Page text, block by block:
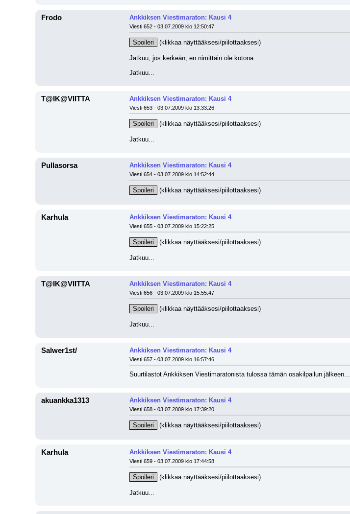
Frodo Ankkiksen Viestimaraton: Kausi 4
Viesti 652 - 03.07.2009 klo 12:50:47
Spoileri (klikkaa näyttääksesi/piilottaaksesi)
Jatkuu, jos kerkeän, en nimittäin ole kotona...
Jatkuu...
T@IK@VIITTA Ankkiksen Viestimaraton: Kausi 4
Viesti 653 - 03.07.2009 klo 13:33:26
Spoileri (klikkaa näyttääksesi/piilottaaksesi)
Jatkuu...
Pullasorsa Ankkiksen Viestimaraton: Kausi 4
Viesti 654 - 03.07.2009 klo 14:52:44
Spoileri (klikkaa näyttääksesi/piilottaaksesi)
Karhula Ankkiksen Viestimaraton: Kausi 4
Viesti 655 - 03.07.2009 klo 15:22:25
Spoileri (klikkaa näyttääksesi/piilottaaksesi)
Jatkuu...
T@IK@VIITTA Ankkiksen Viestimaraton: Kausi 4
Viesti 656 - 03.07.2009 klo 15:55:47
Spoileri (klikkaa näyttääksesi/piilottaaksesi)
Jatkuu...
Salwer1st/ Ankkiksen Viestimaraton: Kausi 4
Viesti 657 - 03.07.2009 klo 16:57:46
Suurtilastot Ankkiksen Viestimaratonista tulossa tämän osakilpailun jälkeen...
akuankka1313 Ankkiksen Viestimaraton: Kausi 4
Viesti 658 - 03.07.2009 klo 17:39:20
Spoileri (klikkaa näyttääksesi/piilottaaksesi)
Karhula Ankkiksen Viestimaraton: Kausi 4
Viesti 659 - 03.07.2009 klo 17:44:58
Spoileri (klikkaa näyttääksesi/piilottaaksesi)
Jatkuu...